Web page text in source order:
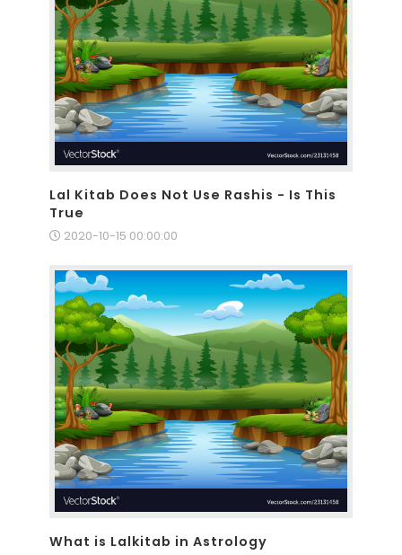
Lal Kitab Does Not Use Rashis - Is This
True
2020-10-15 00:00:00
What is Lalkitab in Astrology